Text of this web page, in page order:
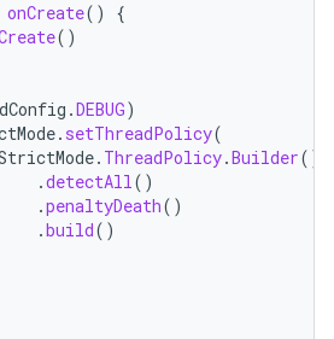
onCreate()
{
()
.DEBUG)
. setThreadPolicy(
. ThreadPolicy.Builder()
.detectAll()
.penaltyDeath()
.build()